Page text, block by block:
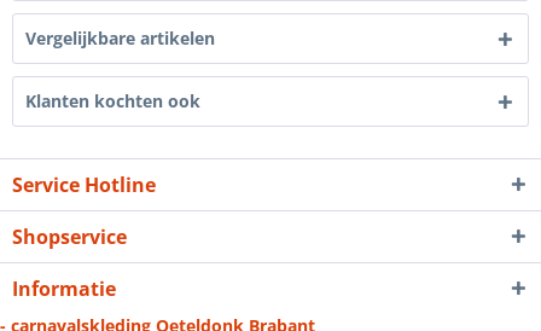
Vergelijkbare artikelen
Klanten kochten ook
Service Hotline
Shopservice
Informatie
- carnavalskleding Oeteldonk Brabant